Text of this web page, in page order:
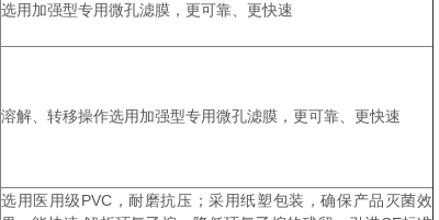
选用加强型专用微孔滤膜，更可靠、更快速
溶解、转移操作选用加强型专用微孔滤膜，更可靠、更快速
选用医用级PVC，耐磨抗压；采用纸塑包装，确保产品灭菌效